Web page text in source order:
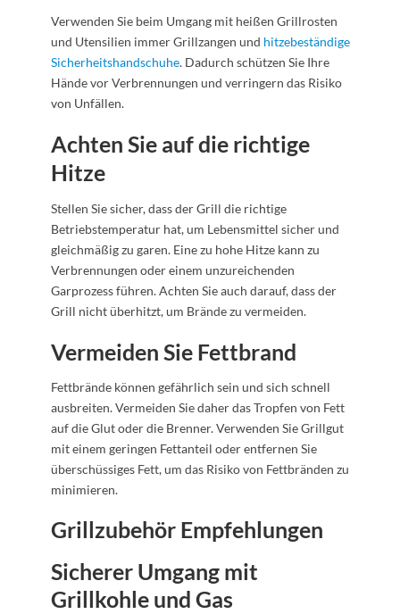
Verwenden Sie beim Umgang mit heißen Grillrosten
und Utensilien immer Grillzangen und hitzebeständige
Sicherheitshandschuhe. Dadurch schützen Sie Ihre
Hände vor Verbrennungen und verringern das Risiko
von Unfällen.
Achten Sie auf die richtige
Hitze
Stellen Sie sicher, dass der Grill die richtige
Betriebstemperatur hat, um Lebensmittel sicher und
gleichmäßig zu garen. Eine zu hohe Hitze kann zu
Verbrennungen oder einem unzureichenden
Garprozess führen. Achten Sie auch darauf, dass der
Grill nicht überhitzt, um Brände zu vermeiden.
Vermeiden Sie Fettbrand
Fettbrände können gefährlich sein und sich schnell
ausbreiten. Vermeiden Sie daher das Tropfen von Fett
auf die Glut oder die Brenner. Verwenden Sie Grillgut
mit einem geringen Fettanteil oder entfernen Sie
überschüssiges Fett, um das Risiko von Fettbränden zu
minimieren.
Grillzubehör Empfehlungen
Sicherer Umgang mit
Grillkohle und Gas